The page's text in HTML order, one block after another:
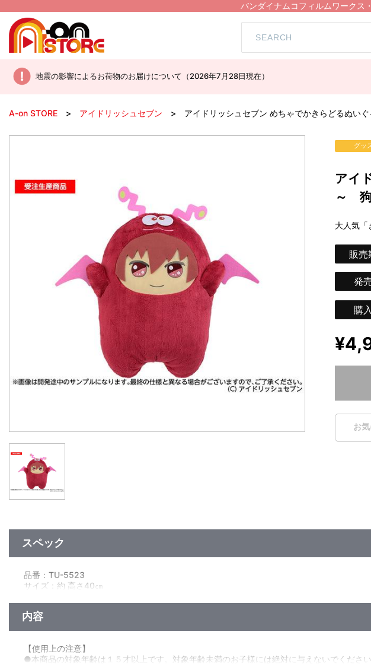
バンダイナムコフィルムワークス
地震の影響によるお荷物のお届けについて（2026年7月28日現在）
A-on STORE アイドリッシュセブン アイドリッシュセブン めちゃでかきらどるぬい
グッ
アイ
～
大人気「
販売
発
購
お
スペック
品番：TU-5523
サイズ：約 高さ40㎝
内容
【使用上の注意】
●本商品の対象年齢は１５才以上です。対象年齢未満のお子様には絶対に与えないでください